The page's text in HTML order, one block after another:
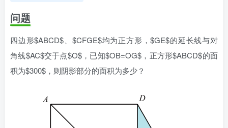
问题
四边形$ABCD$、$CFGE$均为正方形，$GE$的延长线与对
角线$AC$交于点$O$，已知$OB=OG$，正方形$ABCD$的面
积为$300$，则阴影部分的面积为多少？